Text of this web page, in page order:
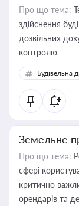
Про що тема:
здійснення
дозвільних
контролю
Будівельна
Земельне
Про що тема:
сфері
критично
орендарів та